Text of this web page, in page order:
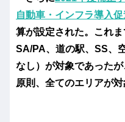
自動車・インフラ導入促
算が設定された。これ
SA/PA、道の駅、SS、
なし）が対象であったが
原則、全てのエリアが対